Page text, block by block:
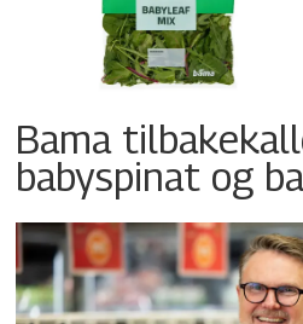
Bama
babyspinat og